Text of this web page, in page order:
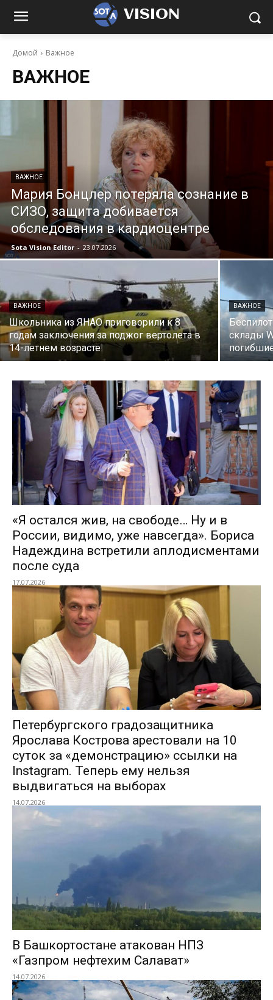
VISION
Домой Важное
ВАЖНОЕ
ВАЖНОЕ
Мария Бонцлер потеряла сознание в
СИЗО, защита добивается
обследования в кардиоцентре
Sota Vision Editor - 23.07.2026
ВАЖНОЕ
Школьника из ЯНАО приговорили к 8
годам заключения за поджог вертолета в
14-летнем возрасте
ВАЖНОЕ
склады
«Я остался жив, на свободе… Ну и в
России, видимо, уже навсегда». Бориса
Надеждина встретили аплодисментами
после суда
17.07.2026
Петербургского градозащитника
Ярослава Кострова арестовали на 10
суток за «демонстрацию» ссылки на
Instagram. Теперь ему нельзя
выдвигаться на выборах
14.07.2026
В Башкортостане атакован НПЗ
«Газпром нефтехим Салават»
14.07.2026